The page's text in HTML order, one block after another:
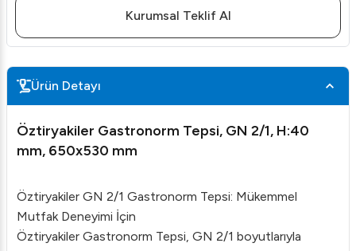
Kurumsal Teklif Al
Ürün Detayı
Öztiryakiler Gastronorm Tepsi, GN 2/1, H:40
mm, 650x530 mm
Öztiryakiler GN 2/1 Gastronorm Tepsi: Mükemmel
Mutfak Deneyimi İçin
Öztiryakiler Gastronorm Tepsi, GN 2/1 boyutlarıyla